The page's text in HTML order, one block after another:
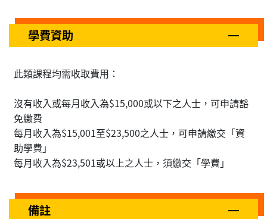
學費資助
此類課程均需收取費用：
沒有收入或每月收入為$15,000或以下之人士，可申請豁
免繳費
每月收入為$15,001至$23,500之人士，可申請繳交「資
助學費」
每月收入為$23,501或以上之人士，須繳交「學費」
備註